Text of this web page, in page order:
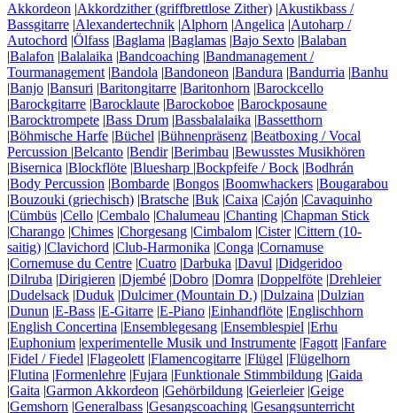
Akkordeon |Akkordzither (griffbrettlose Zither) |Akustikbass /
Bassgitarre |Alexandertechnik |Alphorn |Angelica |Autoharp /
Autochord |Ölfass |Baglama |Baglamas |Bajo Sexto |Balaban
|Balafon |Balalaika |Bandcoaching |Bandmanagement /
Tourmanagement|Bandola |Bandoneon |Bandura |Bandurria |Banhu
|Banjo |Bansuri |Baritongitarre |Baritonhorn |Barockcello
|Barockgitarre |Barocklaute |Barockoboe |Barockposaune
|Barocktrompete |Bass Drum |Bassbalalaika |Bassetthorn
|Böhmische Harfe |Büchel |Bühnenpräsenz |Beatboxing / Vocal
Percussion |Belcanto |Bendir|Berimbau |Bewusstes Musikhören
|Bisernica |Blockflöte |Bluesharp |Bockpfeife / Bock |Bodhrán
|Body Percussion |Bombarde |Bongos |Boomwhackers |Bougarabou
|Bouzouki (griechisch) |Bratsche |Buk |Caixa |Cajón |Cavaquinho
|Cümbüs |Cello |Cembalo |Chalumeau |Chanting |Chapman Stick
|Charango |Chimes |Chorgesang |Cimbalom |Cister|Cittern (10-
saitig) |Clavichord |Club-Harmonika |Conga |Cornamuse
|Cornemuse du Centre |Cuatro |Darbuka |Davul |Didgeridoo
|Dilruba |Dirigieren |Djembé |Dobro |Domra |Doppelföte |Drehleier
|Dudelsack |Duduk |Dulcimer (Mountain D.) |Dulzaina |Dulzian
|Dunun |E-Bass |E-Gitarre |E-Piano |Einhandflöte |Englischhorn
|English Concertina |Ensemblegesang |Ensemblespiel |Erhu
|Euphonium |experimentelle Musik und Instrumente |Fagott|Fanfare
|Fidel / Fiedel |Flageolett|Flamencogitarre |Flügel |Flügelhorn
|Flutina |Formenlehre |Fujara |Funktionale Stimmbildung |Gaida
|Gaita |Garmon Akkordeon |Gehörbildung |Geierleier|Geige
|Gemshorn |Generalbass |Gesangscoaching |Gesangsunterricht